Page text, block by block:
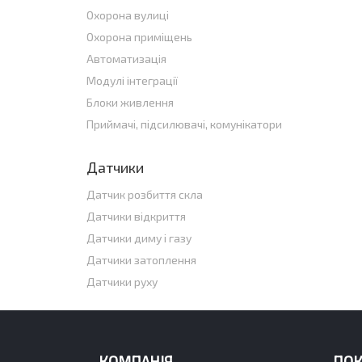
Охорона вулиці
Охорона приміщень
Автоматизація
Модулі інтеграції
Блоки живлення
Приймачі, підсилювачі, комунікатори
Датчики
Датчик розбиття скла
Датчики відкриття
Датчики диму і газу
Датчики затоплення
Датчики руху